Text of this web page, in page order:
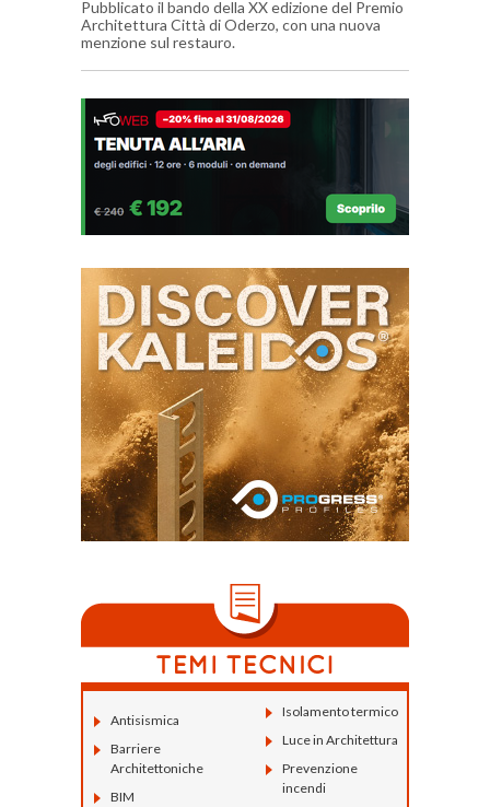
Pubblicato il bando della XX edizione del Premio
Architettura Città di Oderzo, con una nuova
menzione sul restauro.
Antisismica
Barriere
Architettoniche
BIM
Isolamento termico
Luce in Architettura
Prevenzione
incendi